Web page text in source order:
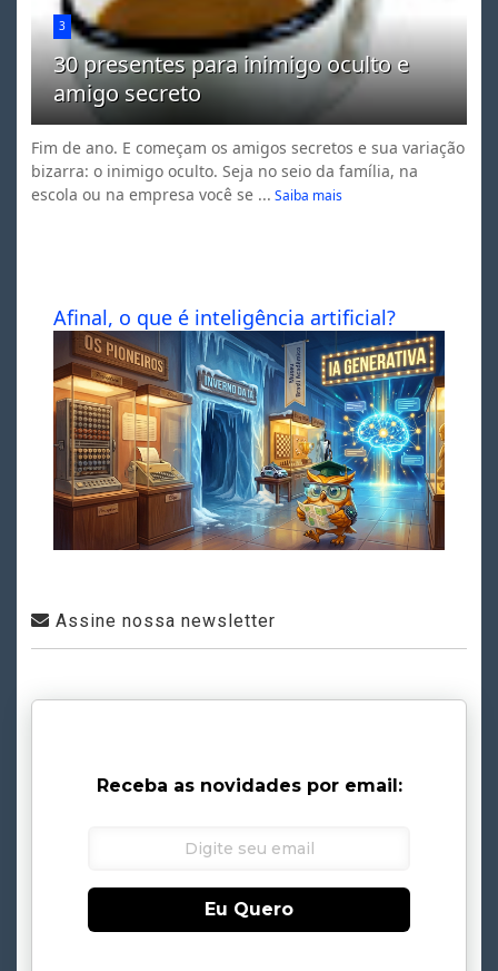
3
30 presentes para inimigo oculto e
amigo secreto
Fim de ano. E começam os amigos secretos e sua variação
bizarra: o inimigo oculto. Seja no seio da família, na
escola ou na empresa você se ... Saiba mais
Afinal, o que é inteligência artificial?
Assine nossa newsletter
Receba as novidades por email:
Eu Quero